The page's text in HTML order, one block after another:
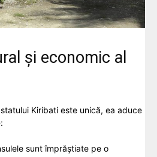
și economic al
Kiribati este unică, ea aduce
sunt împrăștiate pe o